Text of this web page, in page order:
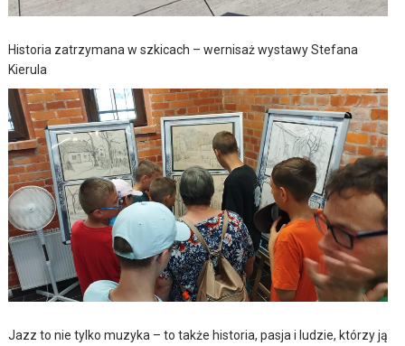
Historia zatrzymana w szkicach – wernisaż wystawy Stefana
Kierula
Jazz to nie tylko muzyka – to także historia, pasja i ludzie, którzy ją